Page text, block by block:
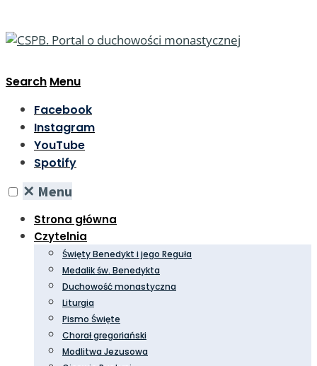
Search Menu
Facebook
Instagram
YouTube
Spotify
✕ Menu
Strona główna
Czytelnia
Święty Benedykt i jego Reguła
Medalik św. Benedykta
Duchowość monastyczna
Liturgia
Pismo Święte
Chorał gregoriański
Modlitwa Jezusowa